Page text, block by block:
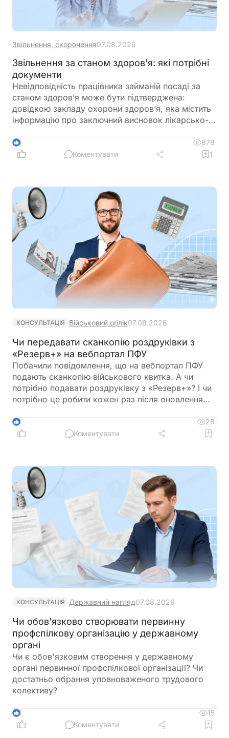
Звільнення, скорочення07.08.2026
Звільнення за станом здоров'я: які потрібні
документи
Невідповідність працівника займаній посаді за
станом здоров’я може бути підтверджена:
довідкою закладу охорони здоров’я, яка містить
інформацію про заключний висновок лікарсько-
5
878
Коментувати
1
КОНСУЛЬТАЦІЯ Військовий облік07.08.2026
Чи передавати сканкопію роздруківки з
«Резерв+» на вебпортал ПФУ
Побачили повідомлення, що на вебпортал ПФУ
подають сканкопію військового квитка. А чи
потрібно подавати роздруківку з «Резерв+»? І чи
потрібно це робити кожен раз після оновлення
4
28
Коментувати
КОНСУЛЬТАЦІЯ Державний нагляд07.08.2026
Чи обов’язково створювати первинну
профспілкову організацію у державному
органі
Чи є обов'язковим створення у державному
органі первинної профспілкової організації? Чи
достатньо обрання уповноваженого трудового
колективу?
4
15
Коментувати